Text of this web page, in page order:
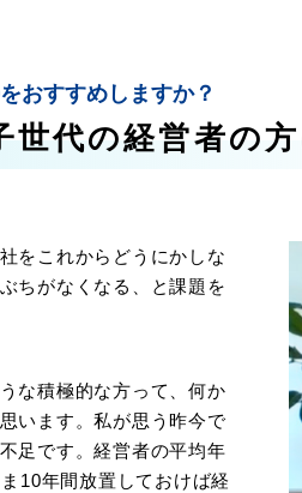
おすすめしますか？
世代の経営者の方
をこれからどうにかしな
ちがなくなる、と課題を
な積極的な方って、何か
います。私が思う昨今で
足です。経営者の平均年
10年間放置しておけば経